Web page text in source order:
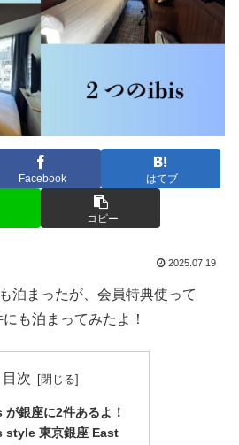
Facebook はてブ
コピー
2025.07.19
泊まったが、会員特典使って
も泊まってみたよ！
目次
が銀座に2件あるよ！
style 東京銀座 East